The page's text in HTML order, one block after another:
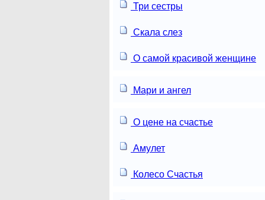
Три сестры
Скала слез
О самой красивой женщине
Мари и ангел
О цене на счастье
Амулет
Колесо Счастья